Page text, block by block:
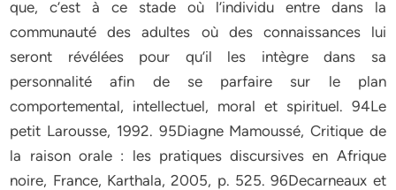
que, c’est à ce stade où l’individu entre dans la
communauté des adultes où des connaissances lui
seront révélées pour qu’il les intègre dans sa
personnalité afin de se parfaire sur le plan
comportemental, intellectuel, moral et spirituel. 94Le
petit Larousse, 1992. 95Diagne Mamoussé, Critique de
la raison orale : les pratiques discursives en Afrique
noire, France, Karthala, 2005, p. 525. 96Decarneaux et